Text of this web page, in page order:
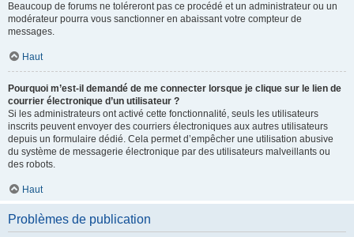
Beaucoup de forums ne toléreront pas ce procédé et un administrateur ou un
modérateur pourra vous sanctionner en abaissant votre compteur de
messages.
Haut
Pourquoi m’est-il demandé de me connecter lorsque je clique sur le lien de
courrier électronique d’un utilisateur ?
Si les administrateurs ont activé cette fonctionnalité, seuls les utilisateurs
inscrits peuvent envoyer des courriers électroniques aux autres utilisateurs
depuis un formulaire dédié. Cela permet d’empêcher une utilisation abusive
du système de messagerie électronique par des utilisateurs malveillants ou
des robots.
Haut
Problèmes de publication